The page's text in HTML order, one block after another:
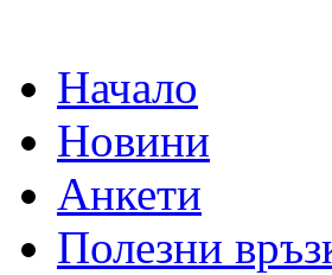
Начало
Новини
Анкети
Полезни